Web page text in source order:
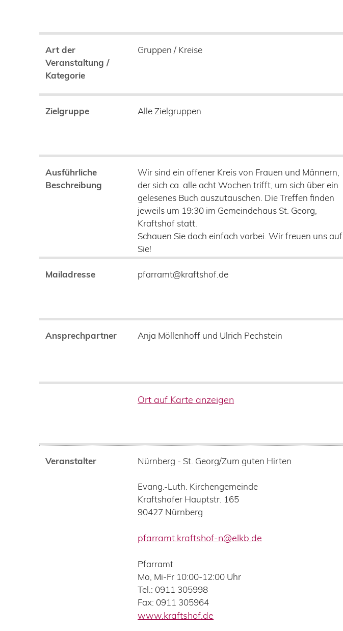
Art der
Veranstaltung /
Kategorie
Gruppen / Kreise
Zielgruppe Alle Zielgruppen
Ausführliche
Beschreibung
Wir sind ein offener Kreis von Frauen und Männern,
der sich ca. alle acht Wochen trifft, um sich über ein
gelesenes Buch auszutauschen. Die Treffen finden
jeweils um 19:30 im Gemeindehaus St. Georg,
Kraftshof statt.
Schauen Sie doch einfach vorbei. Wir freuen uns auf
Sie!
Mailadresse pfarramt@kraftshof.de
Ansprechpartner Anja Möllenhoff und Ulrich Pechstein
Ort auf Karte anzeigen
Veranstalter Nürnberg - St. Georg/Zum guten Hirten
Evang.-Luth. Kirchengemeinde
Kraftshofer Hauptstr. 165
90427 Nürnberg
pfarramt.kraftshof-n@elkb.de
Pfarramt
Mo, Mi-Fr 10:00-12:00 Uhr
Tel.: 0911 305998
Fax: 0911 305964
www.kraftshof.de